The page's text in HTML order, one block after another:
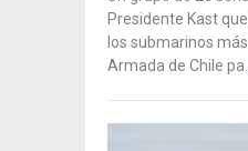
Presidente Kast
los submarinos
Armada de Chile pa...